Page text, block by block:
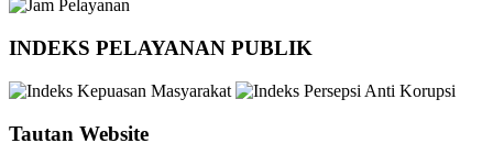
INDEKS PELAYANAN PUBLIK
Tautan Website